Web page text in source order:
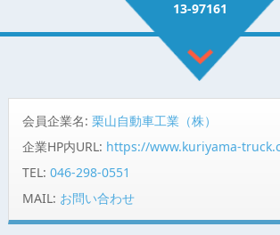
13-97161
会員企業名: 栗山自動車工業（株）
企業HP内URL: https://www.kuriyama-truck.com/trucks/
TEL: 046-298-0551
MAIL: お問い合わせ